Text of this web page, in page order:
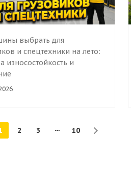
выбрать для
и спецтехники на лето:
износостойкость и
2 3 10